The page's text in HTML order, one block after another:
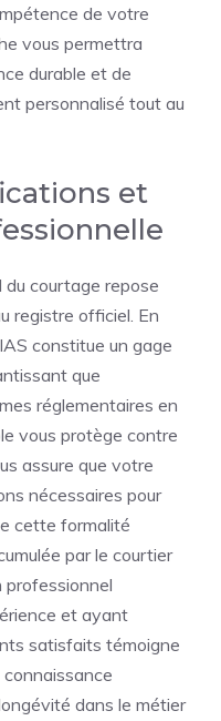
de votre
vous permettra
durable et de
personnalisé tout au
et
courtage repose
registre officiel. En
constitue un gage
que
réglementaires en
vous protège contre
assure que votre
nécessaires pour
cette formalité
par le courtier
professionnel
et ayant
satisfaits témoigne
dans le métier